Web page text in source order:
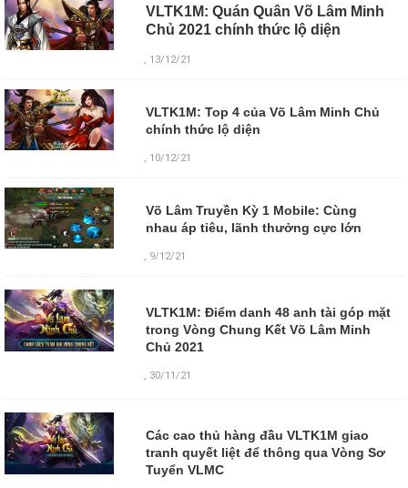
VLTK1M: Quán Quân Võ Lâm Minh
Chủ 2021 chính thức lộ diện
, 13/12/21
VLTK1M: Top 4 của Võ Lâm Minh Chủ
chính thức lộ diện
, 10/12/21
Võ Lâm Truyền Kỳ 1 Mobile: Cùng
nhau áp tiêu, lãnh thưởng cực lớn
, 9/12/21
VLTK1M: Điểm danh 48 anh tài góp mặt
trong Vòng Chung Kết Võ Lâm Minh
Chủ 2021
, 30/11/21
Các cao thủ hàng đầu VLTK1M giao
tranh quyết liệt để thông qua Vòng Sơ
Tuyển VLMC